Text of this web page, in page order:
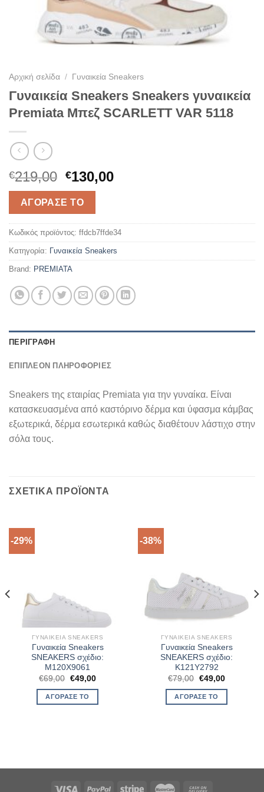
Αρχική σελίδα / Γυναικεία Sneakers
Γυναικεία Sneakers Sneakers γυναικεία
Premiata Μπεζ SCARLETT VAR 5118
€219,00 Original
price
was:
€219,00.
€130,00Η
€130,00.
ΑΓΌΡΑΣΈ ΤΟ
Κωδικός προϊόντος: ffdcb7ffde34
Κατηγορία: Γυναικεία Sneakers
Brand: PREMIATA
ΠΕΡΙΓΡΑΦΉ
ΕΠΙΠΛΈΟΝ ΠΛΗΡΟΦΟΡΊΕΣ
Sneakers της εταιρίας Premiata για την γυναίκα. Είναι
κατασκευασμένα από καστόρινο δέρμα και ύφασμα κάμβας
εξωτερικά, δέρμα εσωτερικά καθώς διαθέτουν λάστιχο στην
σόλα τους.
ΣΧΕΤΙΚΆ ΠΡΟΪΌΝΤΑ
-29%
ΓΥΝΑΙΚΕΊΑ SNEAKERS
Γυναικεία Sneakers
SNEAKERS σχέδιο:
M120X9061
€69,00 Original
price
was:
€69,00.
€49,00Η
τιμή
ΑΓΌΡΑΣΈ ΤΟ
-38%
ΓΥΝΑΙΚΕΊΑ SNEAKERS
Γυναικεία Sneakers
SNEAKERS σχέδιο:
K121Y2792
€79,00 Original
price
was:
€79,00.
€49,00Η
τιμή
ΑΓΌΡΑΣΈ ΤΟ